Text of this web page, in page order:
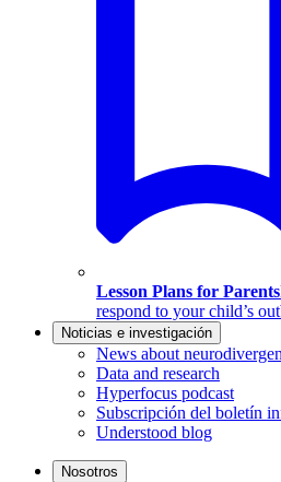
Lesson Plans for Parents
respond to your child’s
Noticias e investigación
News about
Data and research
Hyperfocus podcast
Subscripción del boletín
Understood blog
Nosotros